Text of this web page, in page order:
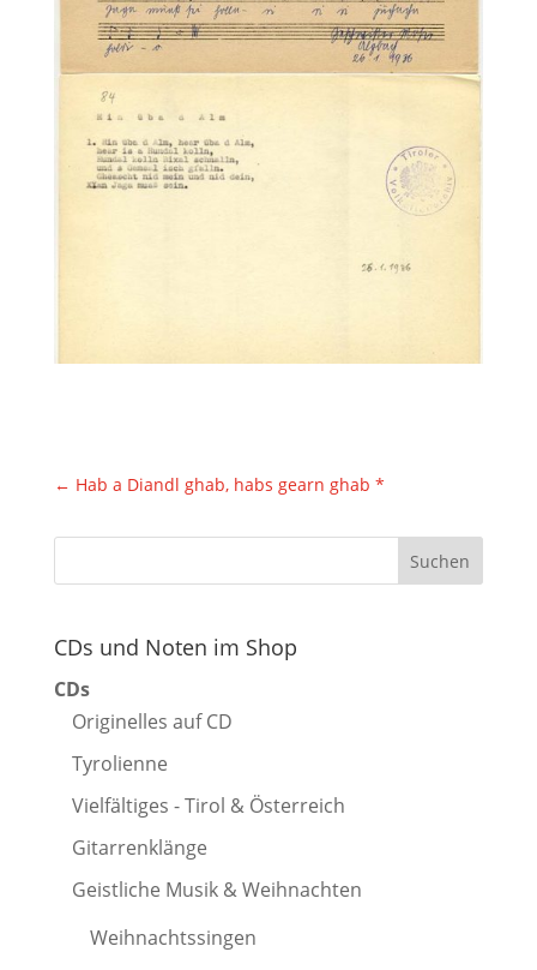
← Hab a Diandl ghab, habs gearn ghab *
CDs und Noten im Shop
CDs
Originelles auf CD
Tyrolienne
Vielfältiges - Tirol & Österreich
Gitarrenklänge
Geistliche Musik & Weihnachten
Weihnachtssingen